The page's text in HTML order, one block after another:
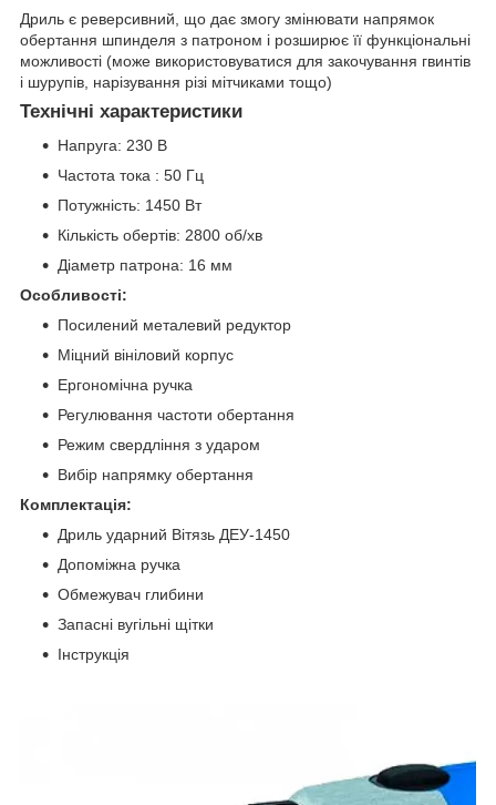
Дриль є реверсивний, що дає змогу змінювати напрямок
обертання шпинделя з патроном і розширює її функціональні
можливості (може використовуватися для закочування гвинтів
і шурупів, нарізування різі мітчиками тощо)
Технічні характеристики
Напруга: 230 В
Частота тока : 50 Гц
Потужність: 1450 Вт
Кількість обертів: 2800 об/хв
Діаметр патрона: 16 мм
Особливості:
Посилений металевий редуктор
Міцний вініловий корпус
Ергономічна ручка
Регулювання частоти обертання
Режим свердління з ударом
Вибір напрямку обертання
Комплектація:
Дриль ударний Вітязь ДЕУ-1450
Допоміжна ручка
Обмежувач глибини
Запасні вугільні щітки
Інструкція